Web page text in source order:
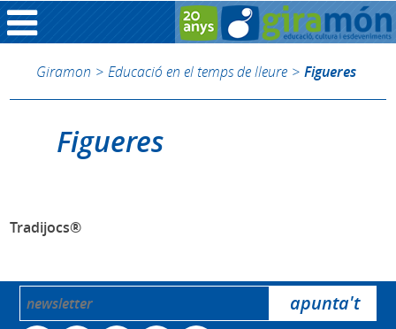
Giramon > Educació en el temps de lleure > Figueres
Figueres
Tradijocs®